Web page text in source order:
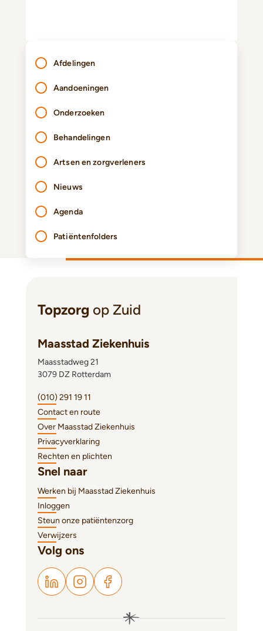
Afdelingen
Aandoeningen
Onderzoeken
Behandelingen
Artsen en zorgverleners
Nieuws
Agenda
Patiëntenfolders
Topzorg op Zuid
Maasstad Ziekenhuis
Maasstadweg 21
3079 DZ Rotterdam
(010) 291 19 11
Contact en route
Over Maasstad Ziekenhuis
Privacyverklaring
Rechten en plichten
Snel naar
Werken bij Maasstad Ziekenhuis
Inloggen
Steun onze patiëntenzorg
Verwijzers
Volg ons